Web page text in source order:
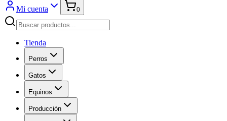
Mi cuenta 0
Tienda
Perros
Gatos
Equinos
Producción